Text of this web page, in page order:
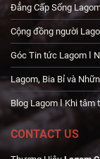
Đẳng Cấp Sống
Cộng đồng người
Góc Tin tức Lagom Ӏ
Lagom, Bia Bỉ và
Blog Lagom Ӏ Khi
CONTACT US